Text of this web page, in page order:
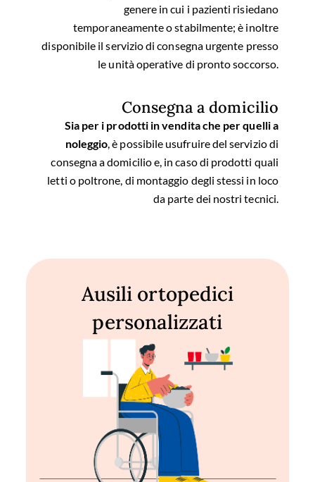
genere in cui i pazienti risiedano
temporaneamente o stabilmente; è inoltre
disponibile il servizio di consegna urgente presso
le unità operative di pronto soccorso.
Consegna a domicilio
Sia per i prodotti in vendita che per quelli a
noleggio , è possibile usufruire del servizio di
consegna a domicilio e, in caso di prodotti quali
letti o poltrone, di montaggio degli stessi in loco
da parte dei nostri tecnici.
Ausili ortopedici
personalizzati